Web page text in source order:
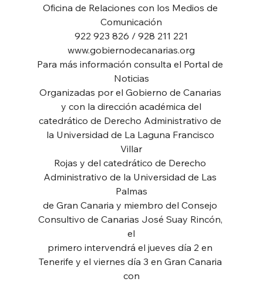
Oficina de Relaciones con los Medios de
Comunicación
922 923 826 / 928 211 221
www.gobiernodecanarias.org
Para más información consulta el Portal de
Noticias
Organizadas por el Gobierno de Canarias
y con la dirección académica del
catedrático de Derecho Administrativo de
la Universidad de La Laguna Francisco
Villar
Rojas y del catedrático de Derecho
Administrativo de la Universidad de Las
Palmas
de Gran Canaria y miembro del Consejo
Consultivo de Canarias José Suay Rincón,
el
primero intervendrá el jueves día 2 en
Tenerife y el viernes día 3 en Gran Canaria
con